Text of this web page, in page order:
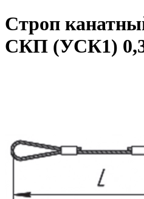
Строп
СКП (УСК1)